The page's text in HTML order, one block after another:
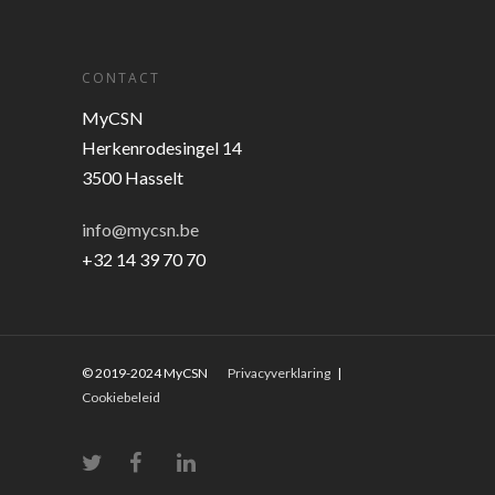
CONTACT
MyCSN
Herkenrodesingel 14
3500 Hasselt
info@mycsn.be
+32 14 39 70 70
© 2019-2024 MyCSN Privacyverklaring |
Cookiebeleid